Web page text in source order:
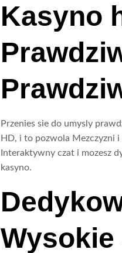
Kasyno
Przenies sie do umysly
HD, i to pozwola Mezczyzni
Interaktywny czat i mozesz
kasyno.
Wysokie